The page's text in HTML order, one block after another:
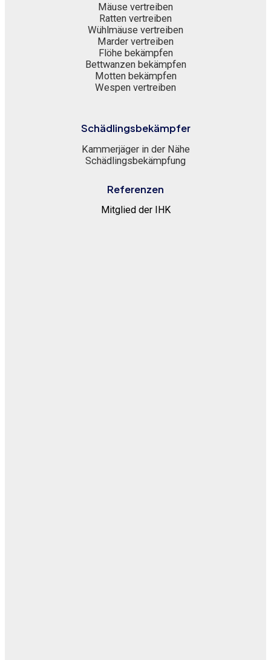
Mäuse vertreiben
Ratten vertreiben
Wühlmäuse vertreiben
Marder vertreiben
Flöhe bekämpfen
Bettwanzen bekämpfen
Motten bekämpfen
Wespen vertreiben
Schädlingsbekämpfer
Kammerjäger in der Nähe
Schädlingsbekämpfung
Referenzen
Mitglied der IHK